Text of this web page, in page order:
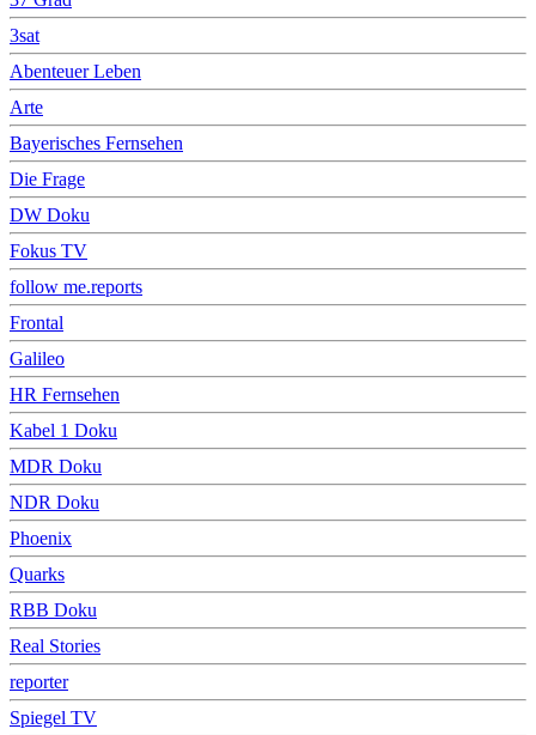
3sat
Abenteuer Leben
Arte
Bayerisches Fernsehen
Die Frage
DW Doku
Fokus TV
follow me.reports
Frontal
Galileo
HR Fernsehen
Kabel 1 Doku
MDR Doku
NDR Doku
Phoenix
Quarks
RBB Doku
Real Stories
reporter
Spiegel TV